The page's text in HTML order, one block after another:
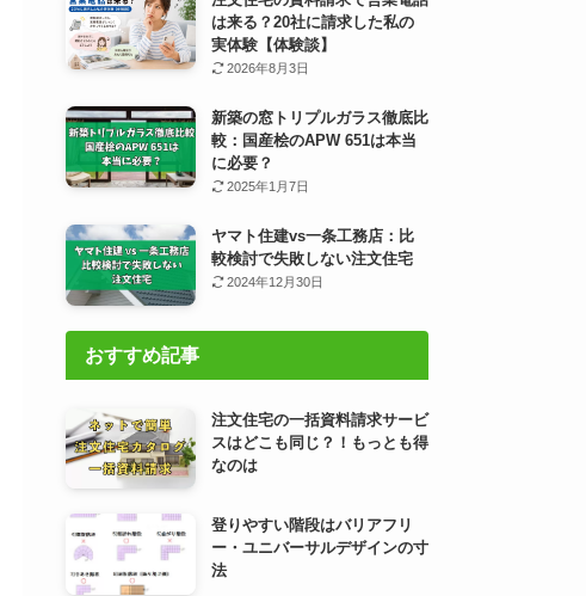
は来る？20社に請求した私の
実体験【体験談】
2026年8月3日
新築の窓トリプルガラス徹底比
較：国産桧のAPW 651は本当
に必要？
2025年1月7日
ヤマト住建vs一条工務店：比
較検討で失敗しない注文住宅
2024年12月30日
おすすめ記事
注文住宅の一括資料請求サービ
スはどこも同じ？！もっとも得
なのは
登りやすい階段はバリアフリ
ー・ユニバーサルデザインの寸
法